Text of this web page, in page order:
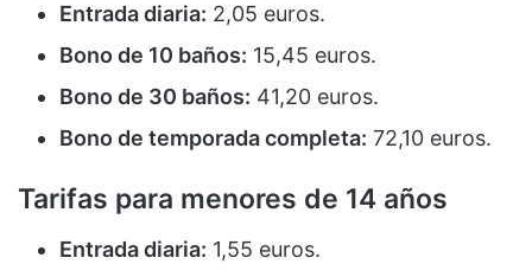
Entrada diaria: 2,05 euros.
Bono de 10 baños: 15,45 euros.
Bono de 30 baños: 41,20 euros.
Bono de temporada completa: 72,10 euros.
Tarifas para menores de 14 años
Entrada diaria: 1,55 euros.